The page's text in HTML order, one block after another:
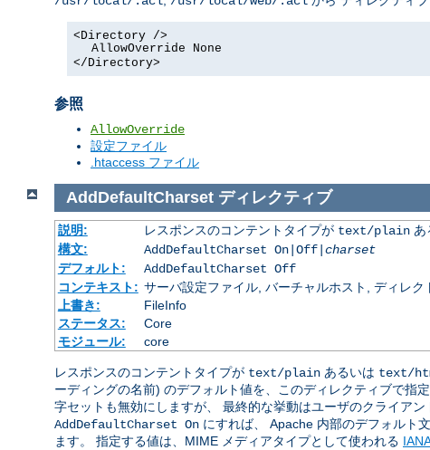
<Directory />
AllowOverride None
</Directory>
参照
AllowOverride
設定ファイル
.htaccess ファイル
AddDefaultCharset ディレクティブ
説明: レスポンスのコンテントタイプが text/plainあ
構文:
AddDefaultCharset On|Off| charset
デフォルト:
AddDefaultCharset Off
コンテキスト: サーバ設定ファイル, バーチャルホスト, ディレク
上書き:
FileInfo
ステータス:
Core
モジュール:
core
レスポンスのコンテントタイプが text/plain あるいは text/
ーディングの名前) のデフォルト値を、このディレクティブで指
字セットも無効にしますが、 最終的な挙動はユーザのクライア
AddDefaultCharset On にすれば、 Apache 内部のデフォルト
ます。 指定する値は、MIME メディアタイプとして使われる